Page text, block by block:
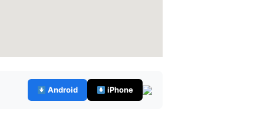
Android iPhone